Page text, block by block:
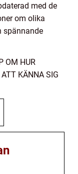
med de
om olika
spännande
OM HUR
KÄNNA SIG